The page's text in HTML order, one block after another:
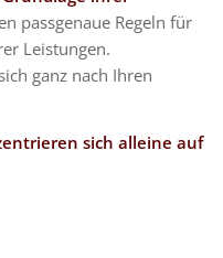
passgenaue Regeln für
Leistungen.
ganz nach Ihren
sich alleine auf